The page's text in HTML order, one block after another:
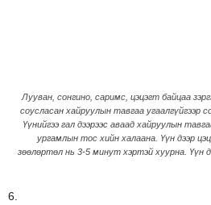
Лууван, сонгино, саримс, цэцэгт байцаа
соусласан хайруулын тавгаа угаалгүйгээр
Үүнийгээ гал дээрээс аваад хайруулын
ургамлын тос хийн халаана. Үүн дээр
зөөлөртөл нь 3-5 минут хэртэй хуурна. Үүн
6.